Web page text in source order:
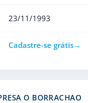
23/11/1993
Cadastre-se grátis
O BORRACHAO